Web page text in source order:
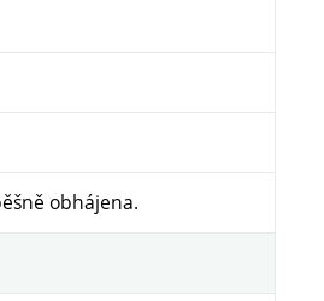
obhájena.